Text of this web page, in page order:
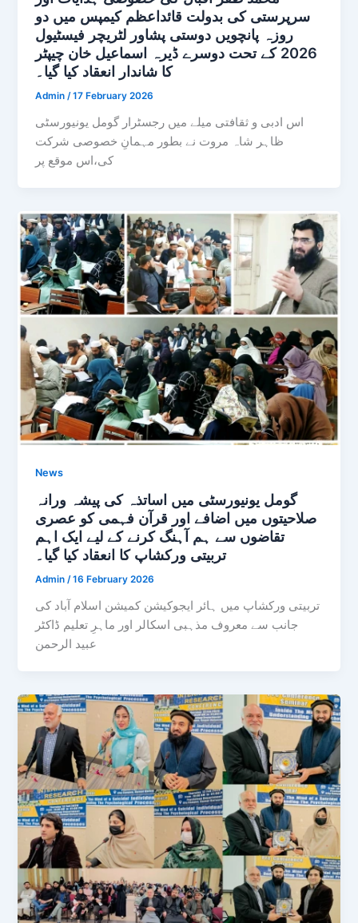
سرپرستی کی بدولت قائداعظم کیمپس میں دو
روزہ پانچویں دوستی پشاور لٹریچر فیسٹیول
2026 کے تحت دوسرے ڈیرہ اسماعیل خان چیپٹر
کا شاندار انعقاد کیا گیا۔
Admin/17 February 2026
اس ادبی و ثقافتی میلے میں رجسٹرار گومل یونیورسٹی
ظاہر شاہ مروت نے بطور مہمانِ خصوصی شرکت
کی،اس موقع پر
News
گومل یونیورسٹی میں اساتذہ کی پیشہ ورانہ
صلاحیتوں میں اضافے اور قرآن فہمی کو عصری
تقاضوں سے ہم آہنگ کرنے کے لیے ایک اہم
تربیتی ورکشاپ کا انعقاد کیا گیا۔
Admin/16 February 2026
تربیتی ورکشاپ میں ہائر ایجوکیشن کمیشن اسلام آباد کی
جانب سے معروف مذہبی اسکالر اور ماہرِ تعلیم ڈاکٹر
عبید الرحمن